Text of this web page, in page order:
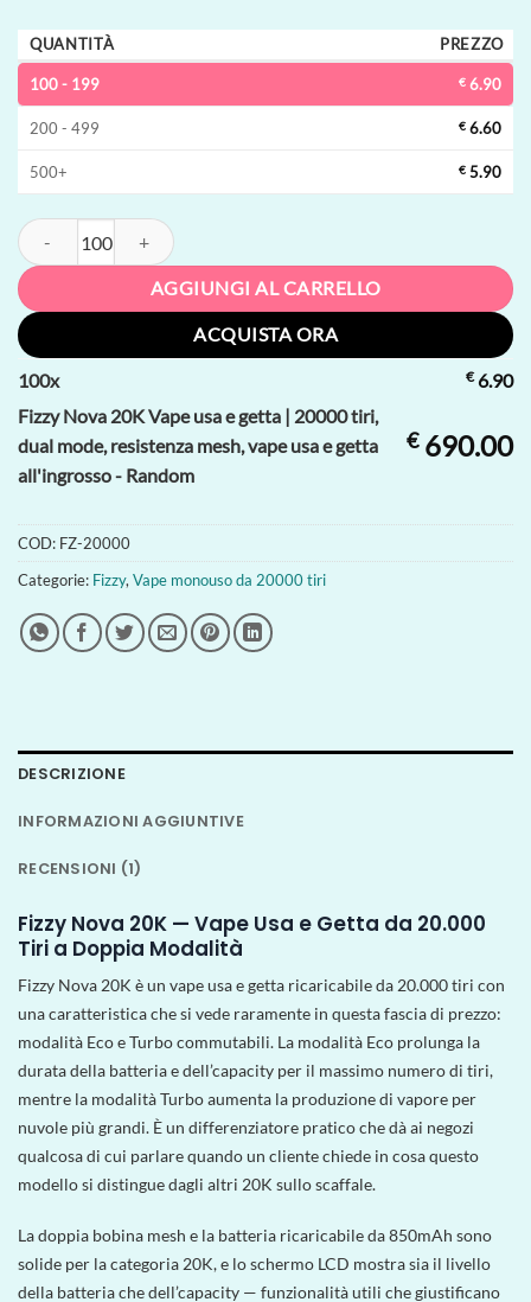
QUANTITÀ PREZZO
100 - 199 € 6.90
200 - 499 € 6.60
500+ € 5.90
Fizzy Nova 20K Vape usa e getta | 20000 tiri, dual mode, resistenza
AGGIUNGI AL CARRELLO
ACQUISTA ORA
100x €6.90
Fizzy Nova 20K Vape usa e getta | 20000 tiri,
dual mode, resistenza mesh, vape usa e getta
all'ingrosso - Random
€690.00
COD: FZ-20000
Categorie: Fizzy, Vape monouso da 20000 tiri
DESCRIZIONE
INFORMAZIONI AGGIUNTIVE
RECENSIONI (1)
Fizzy Nova 20K — Vape Usa e Getta da 20.000
Tiri a Doppia Modalità
Fizzy Nova 20K è un vape usa e getta ricaricabile da 20.000 tiri con
una caratteristica che si vede raramente in questa fascia di prezzo:
modalità Eco e Turbo commutabili. La modalità Eco prolunga la
durata della batteria e dell’capacity per il massimo numero di tiri,
mentre la modalità Turbo aumenta la produzione di vapore per
nuvole più grandi. È un differenziatore pratico che dà ai negozi
qualcosa di cui parlare quando un cliente chiede in cosa questo
modello si distingue dagli altri 20K sullo scaffale.
La doppia bobina mesh e la batteria ricaricabile da 850mAh sono
solide per la categoria 20K, e lo schermo LCD mostra sia il livello
della batteria che dell’capacity — funzionalità utili che giustificano